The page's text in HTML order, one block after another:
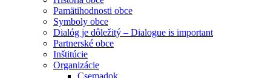
Pamätihodnosti obce
Symboly obce
Dialóg je dôležitý – Dialogue is important
Partnerské obce
Inštitúcie
Organizácie
Csemadok